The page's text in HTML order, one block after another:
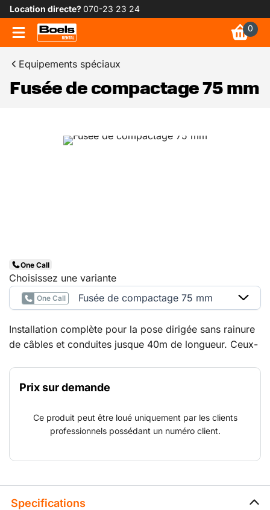
Location directe?070-23 23 24
0
Equipements spéciaux
Fusée de compactage 75 mm
One Call
Installation complète pour la pose dirigée sans rainure
de câbles et conduites jusque 40m de longueur. Ceux-
ensuite à l'aide d'un treuil tire-câble.
Prix sur demande
Ce produit peut être loué uniquement par les clients
professionnels possédant un numéro client.
Choisissez une variante
One Call Fusée de compactage 75 mm
Specifications